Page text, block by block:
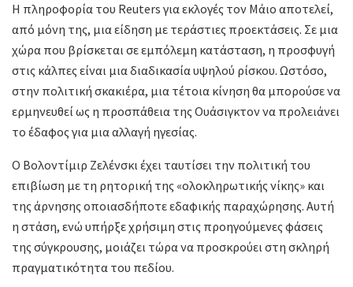
Η πληροφορία του Reuters για εκλογές τον Μάιο αποτελεί,
από μόνη της, μια είδηση με τεράστιες προεκτάσεις. Σε μια
χώρα που βρίσκεται σε εμπόλεμη κατάσταση, η προσφυγή
στις κάλπες είναι μια διαδικασία υψηλού ρίσκου. Ωστόσο,
στην πολιτική σκακιέρα, μια τέτοια κίνηση θα μπορούσε να
ερμηνευθεί ως η προσπάθεια της Ουάσιγκτον να προλειάνει
το έδαφος για μια αλλαγή ηγεσίας.
Ο Βολοντίμιρ Ζελένσκι έχει ταυτίσει την πολιτική του
επιβίωση με τη ρητορική της «ολοκληρωτικής νίκης» και
της άρνησης οποιασδήποτε εδαφικής παραχώρησης. Αυτή
η στάση, ενώ υπήρξε χρήσιμη στις προηγούμενες φάσεις
της σύγκρουσης, μοιάζει τώρα να προσκρούει στη σκληρή
πραγματικότητα του πεδίου.